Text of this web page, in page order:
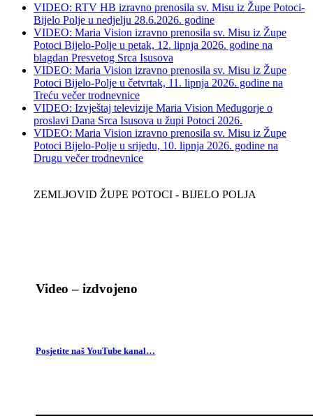
VIDEO: RTV HB izravno prenosila sv. Misu iz Župe Potoci-
Bijelo Polje u nedjelju 28.6.2026. godine
VIDEO: Maria Vision izravno prenosila sv. Misu iz Župe
Potoci Bijelo-Polje u petak, 12. lipnja 2026. godine na
blagdan Presvetog Srca Isusova
VIDEO: Maria Vision izravno prenosila sv. Misu iz Župe
Potoci Bijelo-Polje u četvrtak, 11. lipnja 2026. godine na
Treću večer trodnevnice
VIDEO: Izvještaj televizije Maria Vision Međugorje o
proslavi Dana Srca Isusova u župi Potoci 2026.
VIDEO: Maria Vision izravno prenosila sv. Misu iz Župe
Potoci Bijelo-Polje u srijedu, 10. lipnja 2026. godine na
Drugu večer trodnevnice
ZEMLJOVID ŽUPE POTOCI - BIJELO POLJA
Video – izdvojeno
Posjetite naš YouTube kanal…